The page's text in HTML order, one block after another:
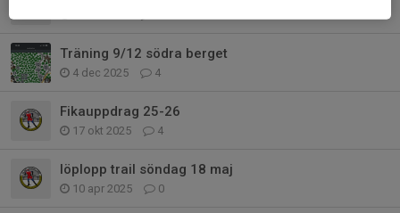
Träning 9/12 södra berget
4 dec 2025 4
Fikauppdrag 25-26
17 okt 2025 4
löplopp trail söndag 18 maj
10 apr 2025 0